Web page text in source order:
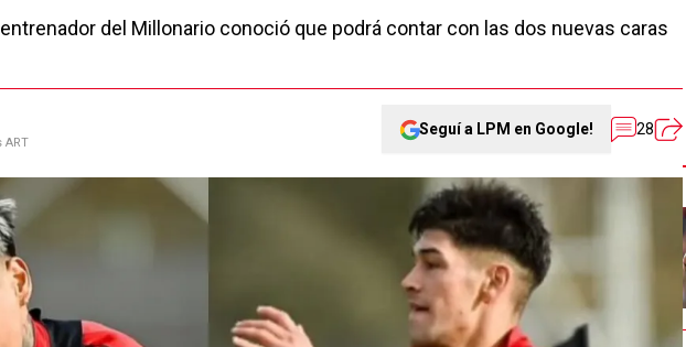
del Millonario conoció que podrá contar con las dos nuevas caras
ART
Seguí a LPM en Google! 28